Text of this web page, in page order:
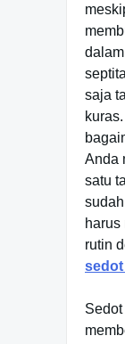
saja
Anda
satu
harus
rutin
sedot